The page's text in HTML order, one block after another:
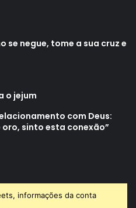
se negue, tome a sua cruz e
o jejum
com Deus:
sinto esta conexão”
informações da conta